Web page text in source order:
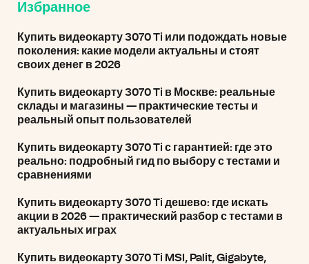
Избранное
Купить видеокарту 3070 Ti или подождать новые
поколения: какие модели актуальны и стоят
своих денег в 2026
Купить видеокарту 3070 Ti в Москве: реальные
склады и магазины — практические тесты и
реальный опыт пользователей
Купить видеокарту 3070 Ti с гарантией: где это
реально: подробный гид по выбору с тестами и
сравнениями
Купить видеокарту 3070 Ti дешево: где искать
акции в 2026 — практический разбор с тестами в
актуальных играх
Купить видеокарту 3070 Ti MSI, Palit, Gigabyte,